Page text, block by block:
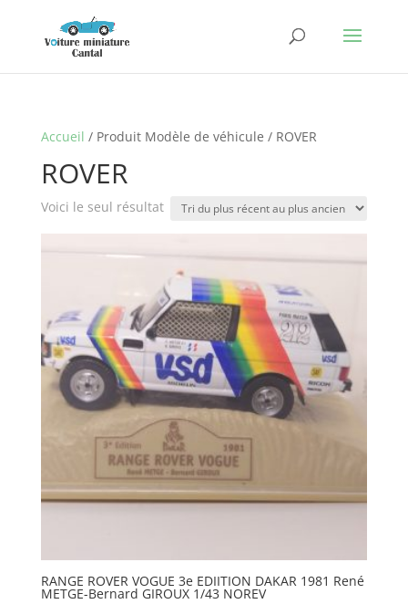
Accueil / Produit Modèle de véhicule / ROVER
ROVER
Voici le seul résultat
RANGE ROVER VOGUE 3e EDIITION DAKAR 1981 René
METGE-Bernard GIROUX 1/43 NOREV